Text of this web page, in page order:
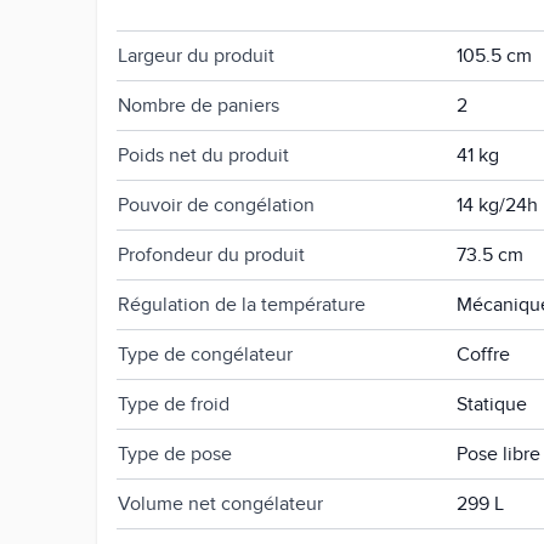
Largeur du produit 105.5 cm
Nombre de paniers 2
Poids net du produit 41 kg
Pouvoir de congélation 14 kg/24h
Profondeur du produit 73.5 cm
Régulation de la température
Type de congélateur Coffre
Type de froid Statique
Type de pose Pose libre
Volume net congélateur 299 L